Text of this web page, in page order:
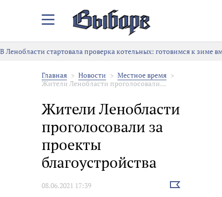
Закрыть/
меню
стартовала проверка котельных: готовимся к зиме
Главная Новости
Местное время
Жители Ленобласти проголосовали...
Жители Ленобласти
проголосовали за
проекты
благоустройства
08.06.2021 17:39
Выбрать